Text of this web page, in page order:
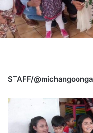
STAFF/@michangoonga